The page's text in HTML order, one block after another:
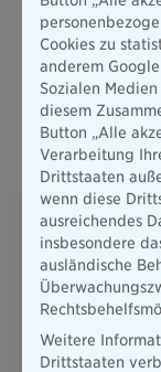
Oft
PLUSRENTE –
FÜR IHRE
Cookies zu
anderem
Sozialen
diesem
Button „Alle
Verarbeitung
Drittstaaten
wenn diese
ausreichendes
insbesondere
ausländische
Weitere
Drittstaaten